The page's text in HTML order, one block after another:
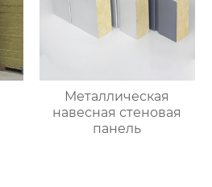
Металлическая
навесная стеновая
панель